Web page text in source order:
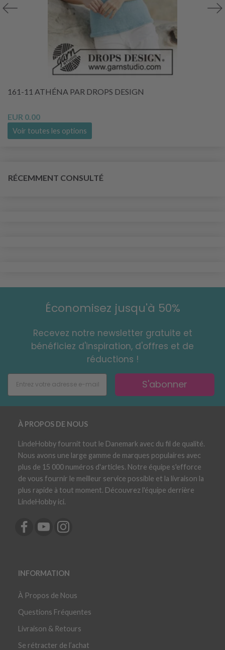
161-11 ATHÉNA PAR DROPS DESIGN
EUR 0.00
Voir toutes les options
RÉCEMMENT CONSULTÉ
Économisez jusqu'à 50%
Recevez notre newsletter gratuite et
bénéficiez d'inspiration, d'offres et de
réductions !
S'abonner
À PROPOS DE NOUS
LindeHobby fournit tout le Danemark avec du fil de qualité.
Nous avons une large gamme de marques populaires avec
plus de 15 000 numéros d'articles. Notre équipe s'efforce
de vous fournir le meilleur service possible et la livraison la
plus rapide à tout moment. Découvrez l'équipe derrière
LindeHobby ici.
INFORMATION
À Propos de Nous
Questions Fréquentes
Livraison & Retours
Se rétracter de l’achat